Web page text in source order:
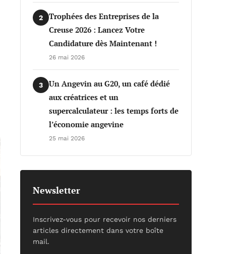
2
Trophées des Entreprises de la
Creuse 2026 : Lancez Votre
Candidature dès Maintenant !
26 mai 2026
3
Un Angevin au G20, un café dédié
aux créatrices et un
supercalculateur : les temps forts de
l’économie angevine
25 mai 2026
Newsletter
Inscrivez-vous pour recevoir nos derniers
articles directement dans votre boîte
mail.